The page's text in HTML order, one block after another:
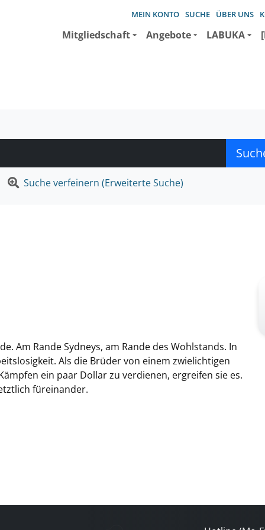
MEIN KONTO SUCHE ÜBER UNS
Mitgliedschaft Angebote LABUKA
Suche verfeinern (Erweiterte Suche)
Am Rande Sydneys, am Rande des Wohlstands. In
Als die Brüder von einem zwielichtigen
ein paar Dollar zu verdienen, ergreifen sie es.
füreinander.